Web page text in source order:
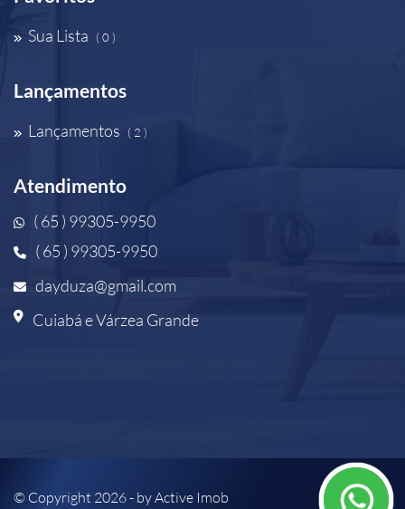
Sua Lista ( 0 )
Lançamentos
Lançamentos ( 2 )
Atendimento
( 65 ) 99305-9950
( 65 ) 99305-9950
dayduza@gmail.com
Cuiabá e Várzea Grande
© Copyright 2026 - byActive Imob